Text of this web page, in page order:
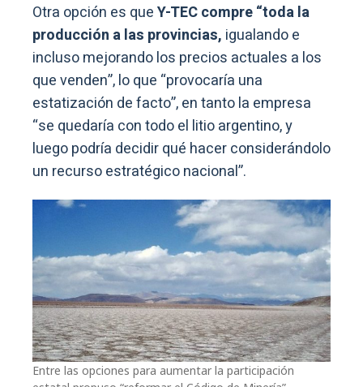
Otra opción es queY-TEC compre “toda la
producción a las provincias, igualando e
incluso mejorando los precios actuales a los
que venden”, lo que “provocaría una
estatización de facto”, en tanto la empresa
“se quedaría con todo el litio argentino, y
luego podría decidir qué hacer considerándolo
un recurso estratégico nacional”.
Entre las opciones para aumentar la participación